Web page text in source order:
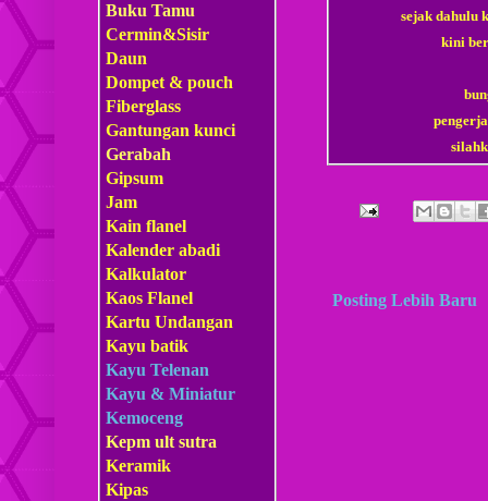
sejak dahulu
kini
Posting Lebih Baru
Buku Tamu
Cermin&Sisir
Daun
Dompet & pouch
Fiberglass
Gantungan kunci
Gerabah
Gipsum
Jam
Kain flanel
Kalender abadi
Kalkulator
Kaos Flanel
Kartu Undangan
Kayu batik
Kayu Telenan
Kayu & Miniatur
Kemoceng
Kepm ult sutra
Keramik
Kipas